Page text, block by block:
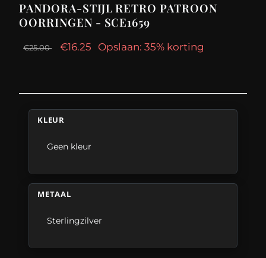
PANDORA-STIJL RETRO PATROON
OORRINGEN - SCE1659
€25.00 €16.25 Opslaan: 35% korting
KLEUR
Geen kleur
METAAL
Sterlingzilver